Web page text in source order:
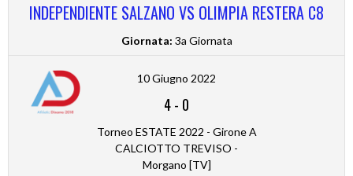
INDEPENDIENTE SALZANO VS OLIMPIA RESTERA C8
Giornata: 3a Giornata
10 Giugno 2022
4- 0
Torneo ESTATE 2022 - Girone A
CALCIOTTO TREVISO -
Morgano [TV]